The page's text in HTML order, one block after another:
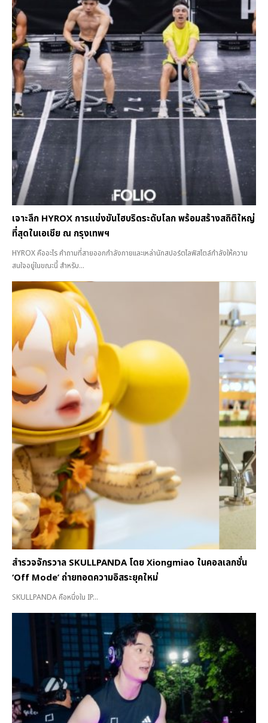
เจาะลึก HYROX การแข่งขันไฮบริดระดับโลก พร้อมสร้างสถิติใหญ่
ที่สุดในเอเชีย ณ กรุงเทพฯ
HYROX คืออะไร คำถามที่สายออกกำลังกายและเหล่านักสปอร์ตไลฟ์สไตล์กำลังให้ความ
สนใจอยู่ในขณะนี้ สำหรับ...
สำรวจจักรวาล SKULLPANDA โดย Xiongmiao ในคอลเลกชั่น
‘Off Mode’ ถ่ายทอดความอิสระยุคใหม่
SKULLPANDA คือหนึ่งใน IP...